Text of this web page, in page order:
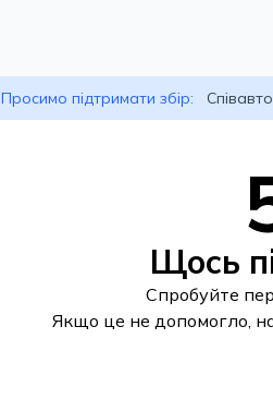
Просимо підтримати збір:
Щось
Спробуйте
Якщо це не допомогло,